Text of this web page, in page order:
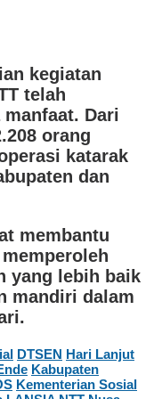
kegiatan
telah
manfaat. Dari
orang
katarak
dan
membantu
yang lebih baik
mandiri dalam
DTSEN Hari Lanjut
Kabupaten
Kementerian Sosial